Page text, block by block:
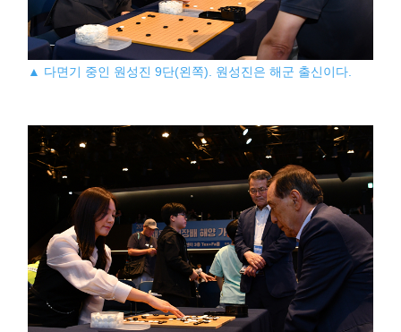
▲ 다면기 중인 원성진 9단(왼쪽). 원성진은 해군 출신이다.